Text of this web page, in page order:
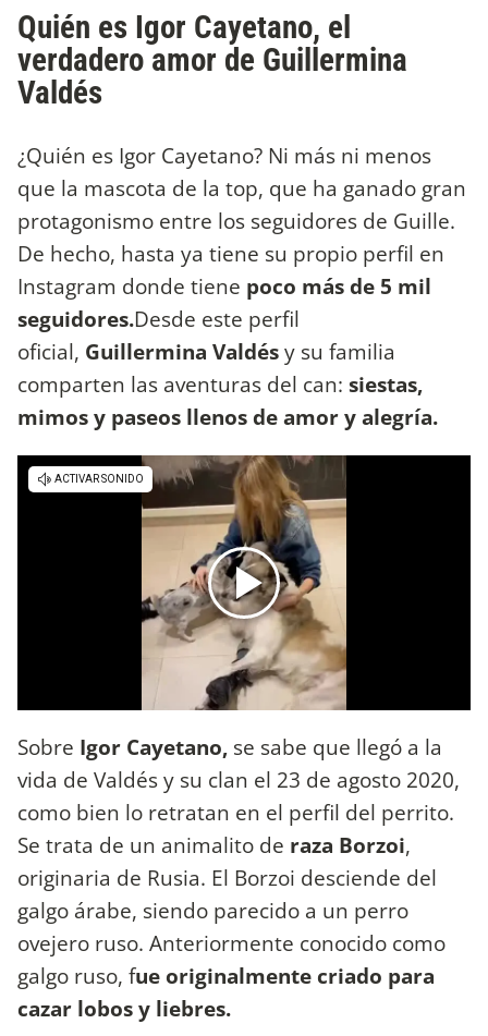
Quién es Igor Cayetano, el
verdadero amor de Guillermina
Valdés
¿Quién es Igor Cayetano? Ni más ni menos
que la mascota de la top, que ha ganado gran
protagonismo entre los seguidores de Guille.
De hecho, hasta ya tiene su propio perfil en
Instagram donde tiene poco más de 5 mil
seguidores.Desde este perfil
oficial, Guillermina Valdésy su familia
comparten las aventuras del can: siestas,
mimos y paseos llenos de amor y alegría.
Sobre Igor Cayetano, se sabe que llegó a la
vida de Valdés y su clan el 23 de agosto 2020,
como bien lo retratan en el perfil del perrito.
Se trata de un animalito de raza Borzoi,
originaria de Rusia. El Borzoi desciende del
galgo árabe, siendo parecido a un perro
ovejero ruso. Anteriormente conocido como
galgo ruso, fue originalmente criado para
cazar lobos y liebres.